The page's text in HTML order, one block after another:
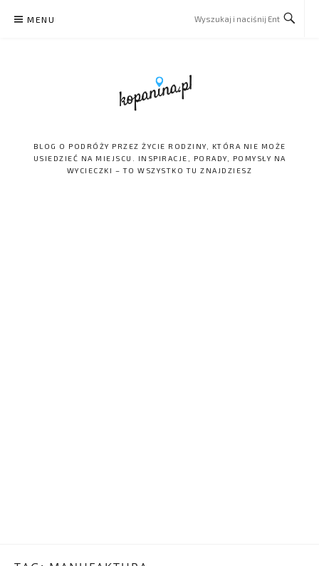
MENU
BLOG O PODRÓŻY PRZEZ ŻYCIE RODZINY, KTÓRA NIE MOŻE
USIEDZIEĆ NA MIEJSCU. INSPIRACJE, PORADY, POMYSŁY NA
WYCIECZKI – TO WSZYSTKO TU ZNAJDZIESZ